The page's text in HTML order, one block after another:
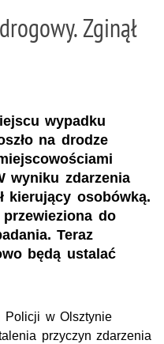
Zginął
wypadku
na drodze
wyniku zdarzenia
kierujący osobówką.
przewieziona do
Teraz
będą ustalać
Policji w Olsztynie
przyczyn zdarzenia